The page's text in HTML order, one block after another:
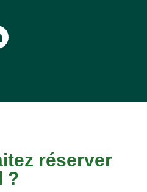
réserver
?